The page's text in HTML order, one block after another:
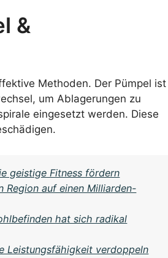
&
Methoden. Der Pümpel ist
um Ablagerungen zu
eingesetzt werden. Diese
geistige Fitness fördern
Region auf einen Milliarden-
hat sich radikal
Leistungsfähigkeit verdoppeln